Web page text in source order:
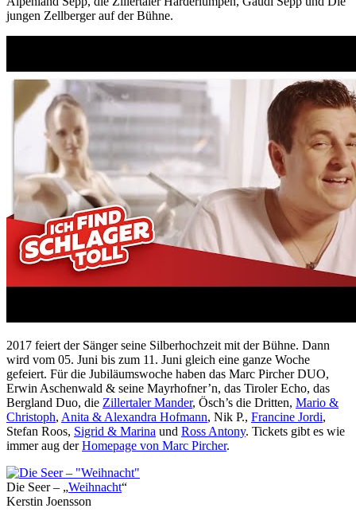
jungen Zellberger auf der Bühne.
2017 feiert der Sänger seine Silberhochzeit mit der Bühne. Dann
wird vom 05. Juni bis zum 11. Juni gleich eine ganze Woche
gefeiert. Für die Jubiläumswoche haben das Marc Pircher DUO,
Erwin Aschenwald & seine Mayrhofner’n, das Tiroler Echo, das
Bergland Duo, die Zillertaler Mander, Ösch’s die Dritten, Mario &
Christoph, Anita & Alexandra Hofmann, Nik P., Francine Jordi,
Stefan Roos, Sigrid & Marina und Ross Antony. Tickets gibt es wie
immer aug derHomepage von Marc Pircher.
Die Seer – „Weihnacht“
Kerstin Joensson